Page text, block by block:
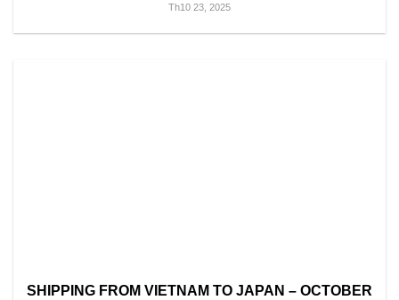
Th10 23, 2025
SHIPPING FROM VIETNAM TO JAPAN – OCTOBER